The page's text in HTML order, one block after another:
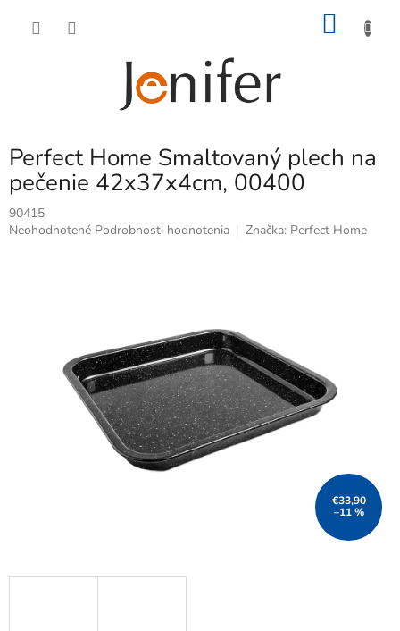
Perfect Home Smaltovaný plech na
pečenie 42x37x4cm, 00400
90415
Priemerné
Neohodnotené Podrobnosti hodnotenia Značka: Perfect Home
€33,90
–11 %